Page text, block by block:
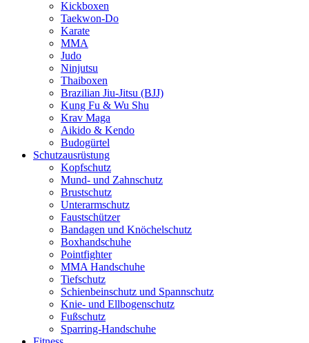
Kickboxen
Taekwon-Do
Karate
MMA
Judo
Ninjutsu
Thaiboxen
Brazilian Jiu-Jitsu (BJJ)
Kung Fu & Wu Shu
Krav Maga
Aikido & Kendo
Budogürtel
Schutzausrüstung
Kopfschutz
Mund- und Zahnschutz
Brustschutz
Unterarmschutz
Faustschützer
Bandagen und Knöchelschutz
Boxhandschuhe
Pointfighter
MMA Handschuhe
Tiefschutz
Schienbeinschutz und Spannschutz
Knie- und Ellbogenschutz
Fußschutz
Sparring-Handschuhe